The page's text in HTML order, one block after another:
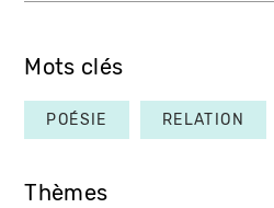
Mots clés
POÉSIE RELATION
Thèmes